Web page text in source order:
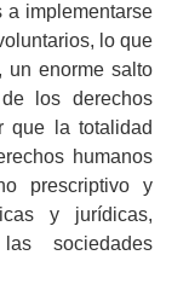
a implementarse
lo que
un enorme salto
los derechos
que la totalidad
humanos
prescriptivo y
y jurídicas,
sociedades